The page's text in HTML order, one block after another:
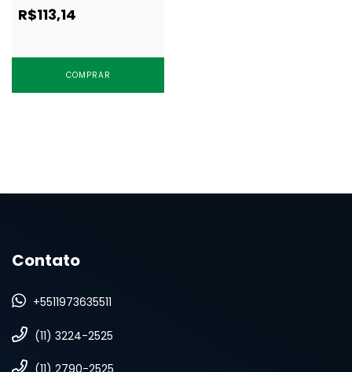
R$113,14
COMPRAR
Contato
+5511973635511
(11) 3224-2525
(11) 2790-2525